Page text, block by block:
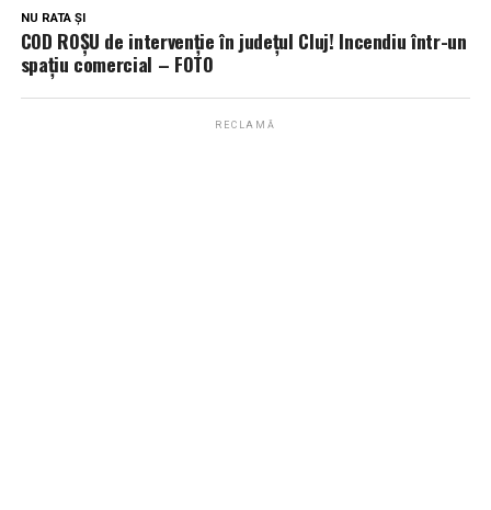
NU RATA ȘI
COD ROȘU de intervenție în județul Cluj! Incendiu într-un
spațiu comercial – FOTO
RECLAMĂ